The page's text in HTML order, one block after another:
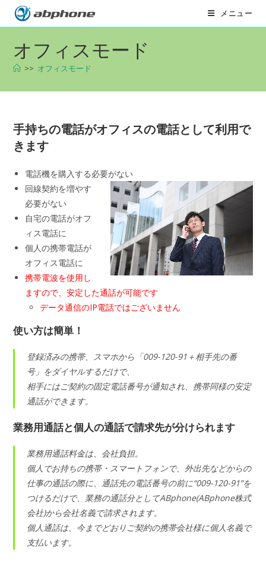
メニュー
オフィスモード
>> オフィスモード
手持ちの電話がオフィスの電話として利用で
きます
電話機を購入する必要がない
回線契約を増やす
必要がない
自宅の電話がオフ
ィス電話に
個人の携帯電話が
オフィス電話に
携帯電波を使用し
ますので、安定した通話が可能です
データ通信のIP電話ではございません
使い方は簡単！
登録済みの携帯、スマホから「009-120-91＋相手先の番
号」をダイヤルするだけで、
相手にはご契約の固定電話番号が通知され、携帯同様の安定
通話ができます。
業務用通話と個人の通話で請求先が分けられます
業務用通話料金は、会社負担。
個人でお持ちの携帯・スマートフォンで、外出先などからの
仕事の通話の際に、通話先の電話番号の前に“009-120-91”を
つけるだけで、業務の通話分としてABphone(ABphone株式
会社)から会社名義で請求されます。
個人通話は、今までどおりご契約の携帯会社様に個人名義で
支払います。